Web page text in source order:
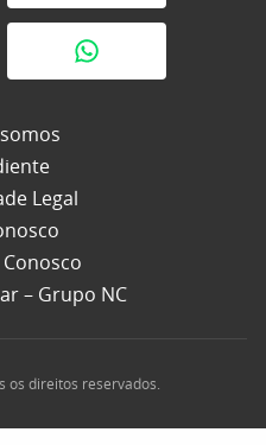
Legal
– Grupo NC
os direitos reservados.